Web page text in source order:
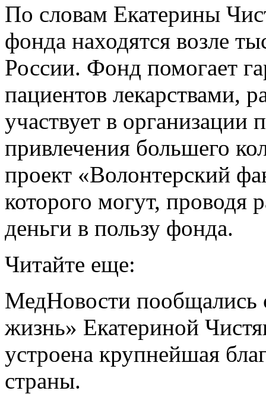
По словам Екатерины
фонда находятся возле
России. Фонд помогает
пациентов лекарствами,
участвует в
привлечения большего
проект «Волонтерский
которого могут, проводя
деньги в пользу фонда.
Читайте еще:
МедНовости пообщались
жизнь» Екатериной
устроена крупнейшая
страны.